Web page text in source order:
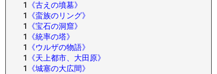
1
《古えの墳墓》
1
《蛮族のリング》
1
《宝石の洞窟》
1
《統率の塔》
1
《ウルザの物語》
1
《天上都市、大田原》
1
《城塞の大広間》